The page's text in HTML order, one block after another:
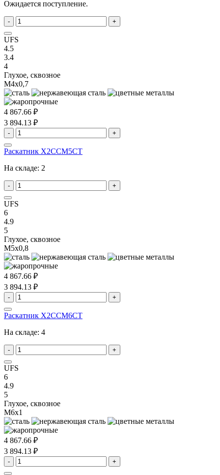
Ожидается поступление.
- +
UFS
4.5
3.4
4
Глухое, сквозное
M4x0,7
4 867.66 ₽
3 894.13 ₽
- +
Раскатник X2CCM5CT
На складе: 2
- +
UFS
6
4.9
5
Глухое, сквозное
M5x0,8
4 867.66 ₽
3 894.13 ₽
- +
Раскатник X2CCM6CT
На складе: 4
- +
UFS
6
4.9
5
Глухое, сквозное
M6x1
4 867.66 ₽
3 894.13 ₽
- +